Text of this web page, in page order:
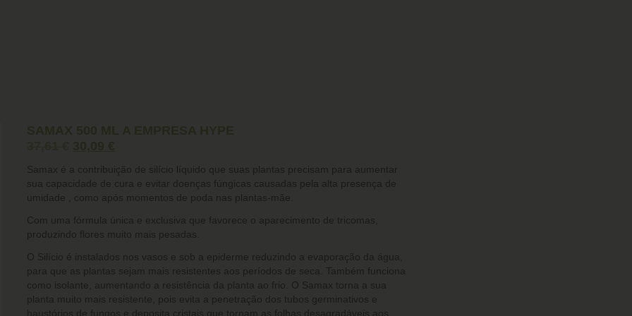
SAMAX 500 ML A EMPRESA HYPE
30,09 €
Samax é a contribuição de silício líquido que suas plantas precisam para aumentar
sua capacidade de cura e evitar doenças fúngicas
causadas pela alta presença de
umidade , como após momentos de poda nas plantas-mãe.
Com uma fórmula única e exclusiva que favorece o aparecimento de tricomas,
produzindo flores muito mais pesadas.
O Silício é instalados nos vasos e sob a epiderme reduzindo a evaporação da água
para que as plantas sejam mais resistentes aos períodos de seca
. Também funciona
como isolante, aumentando a resistência da planta ao frio. O Samax torna a sua
planta muito mais resistente, pois evita a penetração dos tubos germinativos e
haustórios de fungos e deposita cristais que tornam as folhas desagradáveis aos